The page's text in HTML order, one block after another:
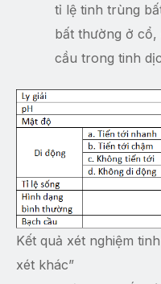
tỉ lệ tinh trùng
bất thường ở
cầu trong tinh
Kết quả xét nghiệm
xét khác”